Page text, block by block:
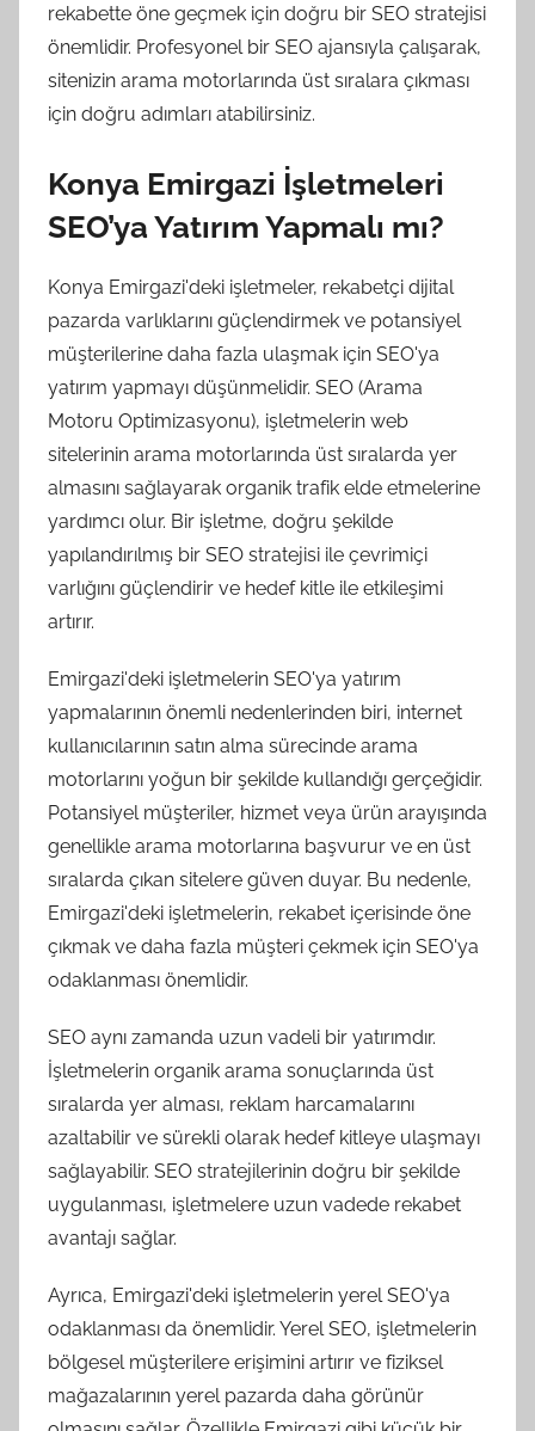
rekabette öne geçmek için doğru bir SEO stratejisi
önemlidir. Profesyonel bir SEO ajansıyla çalışarak,
sitenizin arama motorlarında üst sıralara çıkması
için doğru adımları atabilirsiniz.
Konya Emirgazi İşletmeleri
SEO’ya Yatırım Yapmalı mı?
Konya Emirgazi'deki işletmeler, rekabetçi dijital
pazarda varlıklarını güçlendirmek ve potansiyel
müşterilerine daha fazla ulaşmak için SEO'ya
yatırım yapmayı düşünmelidir. SEO (Arama
Motoru Optimizasyonu), işletmelerin web
sitelerinin arama motorlarında üst sıralarda yer
almasını sağlayarak organik trafik elde etmelerine
yardımcı olur. Bir işletme, doğru şekilde
yapılandırılmış bir SEO stratejisi ile çevrimiçi
varlığını güçlendirir ve hedef kitle ile etkileşimi
artırır.
Emirgazi'deki işletmelerin SEO'ya yatırım
yapmalarının önemli nedenlerinden biri, internet
kullanıcılarının satın alma sürecinde arama
motorlarını yoğun bir şekilde kullandığı gerçeğidir.
Potansiyel müşteriler, hizmet veya ürün arayışında
genellikle arama motorlarına başvurur ve en üst
sıralarda çıkan sitelere güven duyar. Bu nedenle,
Emirgazi'deki işletmelerin, rekabet içerisinde öne
çıkmak ve daha fazla müşteri çekmek için SEO'ya
odaklanması önemlidir.
SEO aynı zamanda uzun vadeli bir yatırımdır.
İşletmelerin organik arama sonuçlarında üst
sıralarda yer alması, reklam harcamalarını
azaltabilir ve sürekli olarak hedef kitleye ulaşmayı
sağlayabilir. SEO stratejilerinin doğru bir şekilde
uygulanması, işletmelere uzun vadede rekabet
avantajı sağlar.
Ayrıca, Emirgazi'deki işletmelerin yerel SEO'ya
odaklanması da önemlidir. Yerel SEO, işletmelerin
bölgesel müşterilere erişimini artırır ve fiziksel
mağazalarının yerel pazarda daha görünür